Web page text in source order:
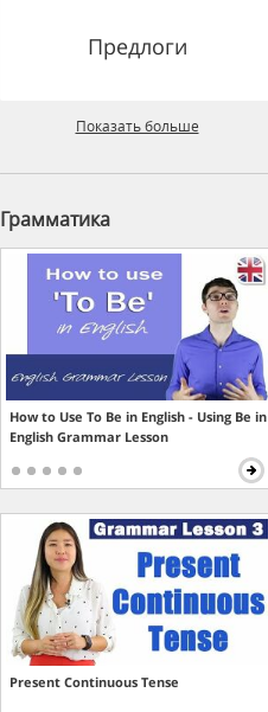
Предлоги
Показать больше
Грамматика
How to Use To Be in English - Using Be in
English Grammar Lesson
Present Continuous Tense